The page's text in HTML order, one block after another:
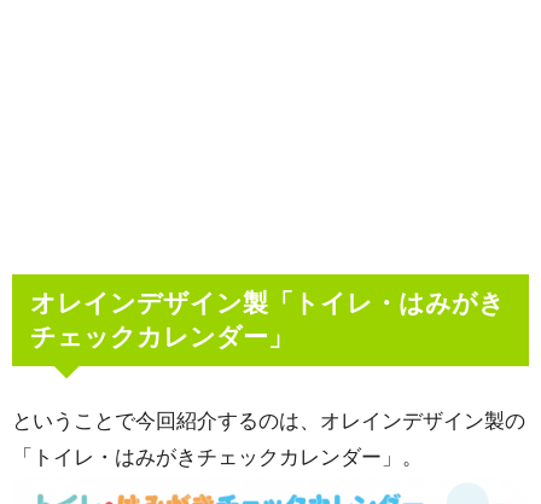
オレインデザイン製「トイレ・はみがき
チェックカレンダー」
ということで今回紹介するのは、オレインデザイン製の
「トイレ・はみがきチェックカレンダー」。